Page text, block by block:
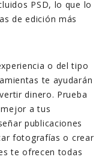
PSD, lo que lo
de edición más
o del tipo
te ayudarán
dinero. Prueba
a tus
publicaciones
fotografías o crear
te ofrecen todas